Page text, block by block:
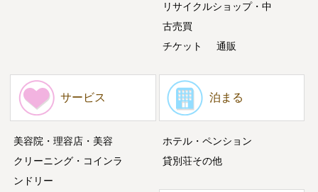
リサイクルショップ・中
古売買
チケット
通販
サービス
美容院・理容店・美容
クリーニング・コインラ
ンドリー
泊まる
ホテル・ペンション
貸別荘その他